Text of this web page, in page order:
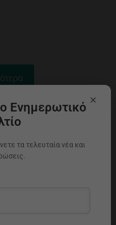
×
Ενημερωτικό
τα τελευταία νέα και